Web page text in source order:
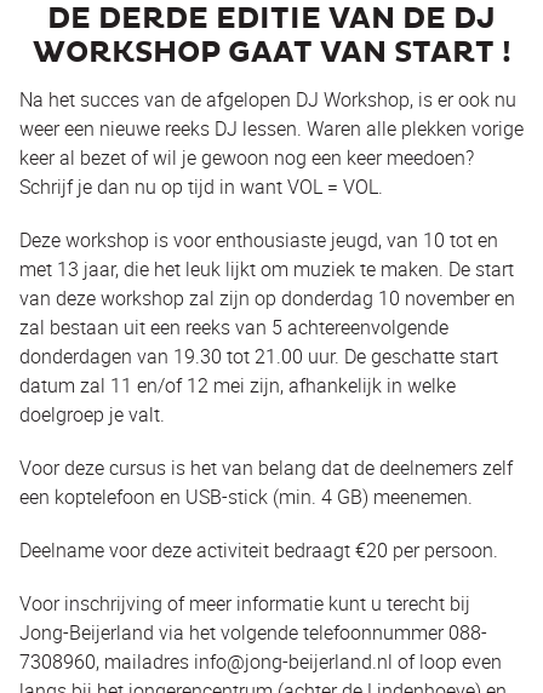
DE DERDE EDITIE VAN DE DJ
WORKSHOP GAAT VAN START !
Na het succes van de afgelopen DJ Workshop, is er ook nu
weer een nieuwe reeks DJ lessen. Waren alle plekken vorige
keer al bezet of wil je gewoon nog een keer meedoen?
Schrijf je dan nu op tijd in want VOL = VOL.
Deze workshop is voor enthousiaste jeugd, van 10 tot en
met 13 jaar, die het leuk lijkt om muziek te maken. De start
van deze workshop zal zijn op donderdag 10 november en
zal bestaan uit een reeks van 5 achtereenvolgende
donderdagen van 19.30 tot 21.00 uur. De geschatte start
datum zal 11 en/of 12 mei zijn, afhankelijk in welke
doelgroep je valt.
Voor deze cursus is het van belang dat de deelnemers zelf
een koptelefoon en USB-stick (min. 4 GB) meenemen.
Deelname voor deze activiteit bedraagt €20 per persoon.
Voor inschrijving of meer informatie kunt u terecht bij
Jong-Beijerland via het volgende telefoonnummer 088-
7308960, mailadres info@jong-beijerland.nl of loop even